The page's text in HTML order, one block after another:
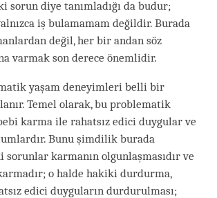
sorun diye tanımladığı da budur;
iş bulamamam değildir. Burada
değil, her bir andan söz
varmak son derece önemlidir.
yaşam deneyimleri belli bir
Temel olarak, bu problematik
karma ile rahatsız edici duygular ve
Bunu şimdilik burada
sorunlar karmanın olgunlaşmasıdır ve
o halde hakiki durdurma,
edici duyguların durdurulması;